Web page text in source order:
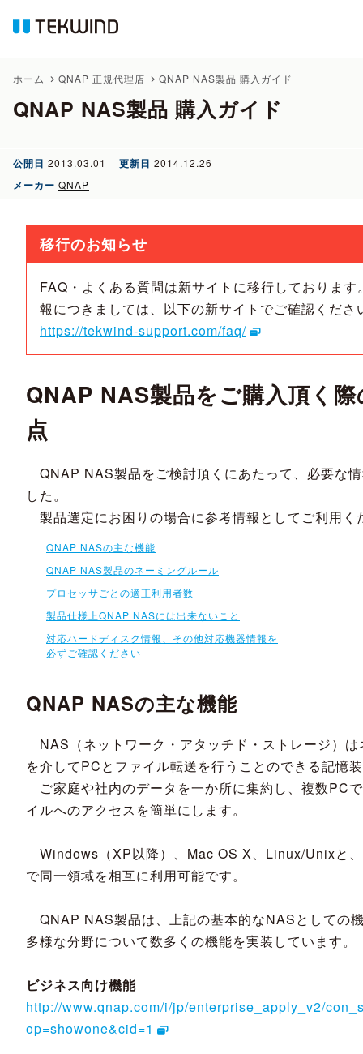
ホーム QNAP 正規代理店 QNAP NAS製品 購入ガイド
QNAP NAS製品 購入ガイド
公開日 2013.03.01 更新日 2014.12.26
メーカー QNAP
移行のお知らせ
FAQ・よくある質問は新サイトに移行しております
報につきましては、以下の新サイトでご確認くださ
https://tekwind-support.com/faq/
QNAP NAS製品をご購入頂く際
点
QNAP NAS製品をご検討頂くにあたって、必要な
した。
製品選定にお困りの場合に参考情報としてご利用く
QNAP NASの主な機能
QNAP NAS製品のネーミングルール
プロセッサごとの適正利用者数
製品仕様上QNAP NASには出来ないこと
対応ハードディスク情報、その他対応機器情報を
必ずご確認ください
QNAP NASの主な機能
NAS（ネットワーク・アタッチド・ストレージ）は
を介してPCとファイル転送を行うことのできる記憶
ご家庭や社内のデータを一か所に集約し、複数PC
イルへのアクセスを簡単にします。
Windows（XP以降）、Mac OS X、Linux/Unixと
で同一領域を相互に利用可能です。
QNAP NAS製品は、上記の基本的なNASとしての
多様な分野について数多くの機能を実装しています。
ビジネス向け機能
http://www.qnap.com/i/jp/enterprise_apply_v2/
op=showone&cid=1